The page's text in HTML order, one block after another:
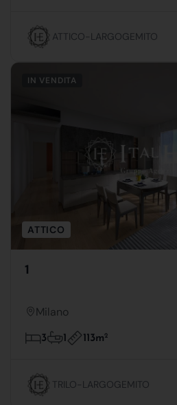
ATTICO-LARGOGEMITO
IN VENDITA
ATTICO
1
Milano
3 1 113m2
TRILO-LARGOGEMITO